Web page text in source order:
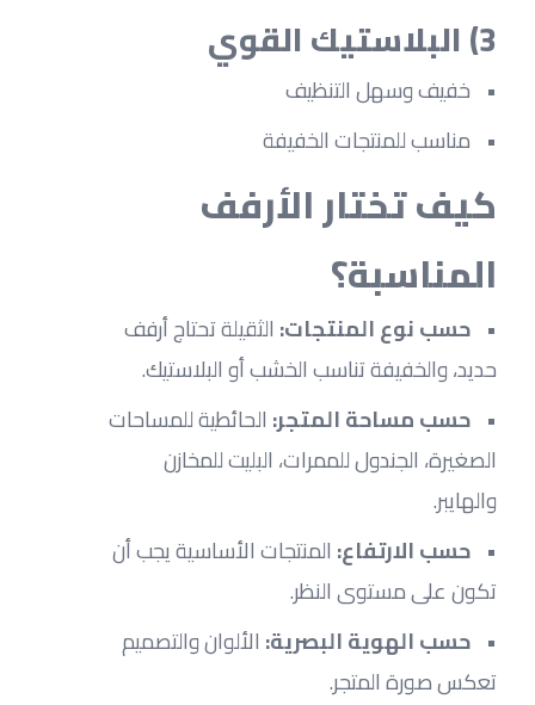
3) البلاستيك القوي
خفيف وسهل التنظيف
مناسب للمنتجات الخفيفة
المناسبة؟
حسب نوع المنتجات:
الثقيلة تحتاج أرفف
حديد، والخفيفة تناسب الخشب أو البلاستيك.
حسب مساحة المتجر:
الحائطية للمساحات
والهايبر.
حسب الارتفاع:
المنتجات الأساسية يجب أن
تكون على مستوى النظر.
حسب الهوية البصرية:
الألوان والتصميم
تعكس صورة المتجر.